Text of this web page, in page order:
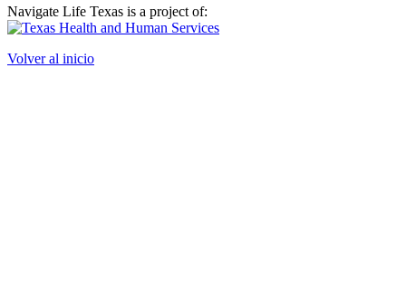
Navigate Life Texas is a project of:
Volver al inicio